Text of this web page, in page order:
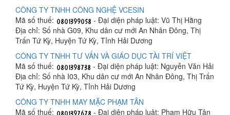
CÔNG TY TNHH CÔNG NGHỆ VCESIN
Mã số thuế:
- Đại diện pháp luật: Vũ Thị Hằng
Địa chỉ: Số nhà G09, Khu dân cư mới An Nhân Đông, Thị
Trấn Tứ Kỳ, Huyện Tứ Kỳ, Tỉnh Hải Dương
CÔNG TY TNHH TƯ VẤN VÀ GIÁO DỤC TÀI TRÍ VIỆT
Mã số thuế:
- Đại diện pháp luật: Nguyễn Văn Hải
Địa chỉ: Số nhà I03, Khu dân cư mới An Nhân Đông, Thị Trấn
Tứ Kỳ, Huyện Tứ Kỳ, Tỉnh Hải Dương
CÔNG TY TNHH MAY MẶC PHẠM TÂN
Mã số thuế:
- Đại diện pháp luật: Phạm Hữu Tân